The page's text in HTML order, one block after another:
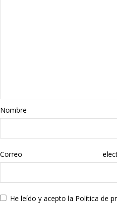
Correo
He leído y acepto la Política de